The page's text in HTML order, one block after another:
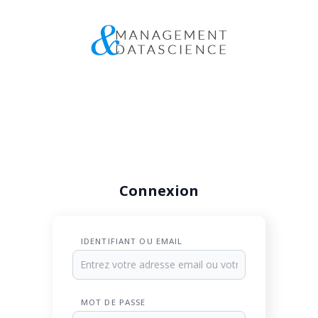
Connexion
IDENTIFIANT OU EMAIL
MOT DE PASSE